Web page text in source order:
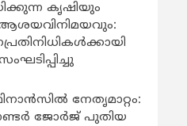
കൃഷിയും
ആശയവിനിമയവും:
നേതൃമാറ്റം:
ജോർജ് പുതിയ